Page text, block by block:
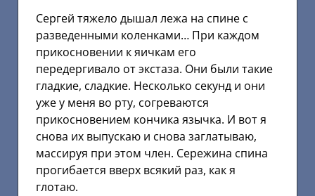
Сергей тяжело дышал лежа на спине с
разведенными коленками… При каждом
прикосновении к яичкам его
передергивало от экстаза. Они были такие
гладкие, сладкие. Несколько секунд и они
уже у меня во рту, согреваются
прикосновением кончика язычка. И вот я
снова их выпускаю и снова заглатываю,
массируя при этом член. Сережина спина
прогибается вверх всякий раз, как я
глотаю.